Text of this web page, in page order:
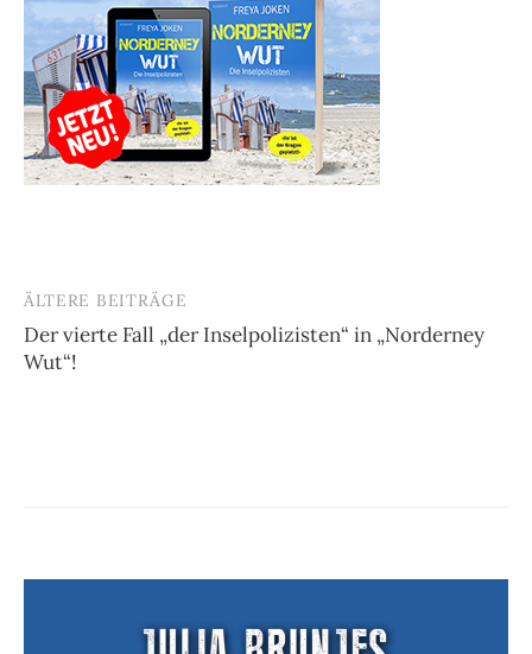
Beitragsnavigation
ÄLTERE BEITRÄGE
Der vierte Fall „der Inselpolizisten“ in „Norderney
Wut“!